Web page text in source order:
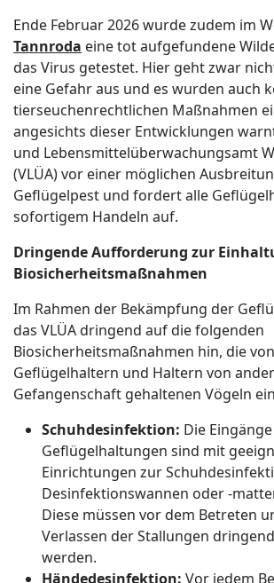
Ende Februar 2026 wurde zudem im
Tannroda eine tot aufgefundene
das Virus getestet. Hier geht zwar
eine Gefahr aus und es wurden auch
tierseuchenrechtlichen Maßnahmen
angesichts dieser Entwicklungen
und Lebensmittelüberwachungsamt
(VLÜA) vor einer möglichen
Geflügelpest und fordert alle
sofortigem Handeln auf.
Dringende Aufforderung zur
Biosicherheitsmaßnahmen
Im Rahmen der Bekämpfung der
das VLÜA dringend auf die folgenden
Biosicherheitsmaßnahmen hin, die
Geflügelhaltern und Haltern von
Gefangenschaft gehaltenen Vögeln
Schuhdesinfektion: Die
Geflügelhaltungen sind mit
Einrichtungen zur
Desinfektionswannen oder -
Diese müssen vor dem Betreten
Verlassen der Stallungen
werden.
Händedesinfektion: Vor jedem